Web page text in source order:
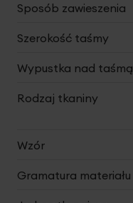
Sposób zawieszenia
Szerokość taśmy
Wypustka nad taśmą
Rodzaj tkaniny
Wzór
Gramatura materiału